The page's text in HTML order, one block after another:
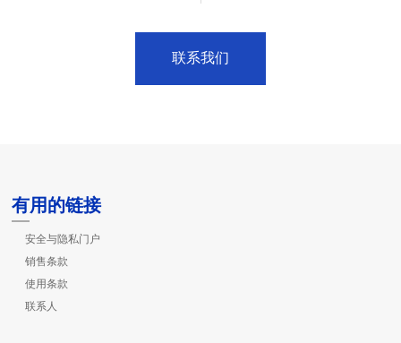
联系我们
有用的链接
安全与隐私门户
销售条款
使用条款
联系人